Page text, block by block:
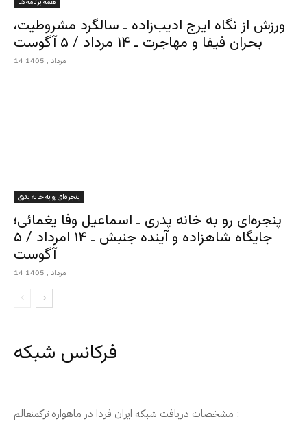
ورزش از نگاه ایرج ادیب‌زاده ـ سالگرد مشروطیت،
بحران فیفا و مهاجرت ـ ۱۴ مرداد / ۵ آگوست
14 مرداد , 1405
پنجره‌ای رو به خانه پدری
پنجره‌ای رو به خانه پدری ـ اسماعیل وفا یغمائی؛
جایگاه شاهزاده و آینده جنبش ـ ۱۴ امرداد / ۵
آگوست
14 مرداد , 1405
فرکانس شبکه
مشخصات دریافت شبکه ایران فردا در ماهواره ترکمنعالم :